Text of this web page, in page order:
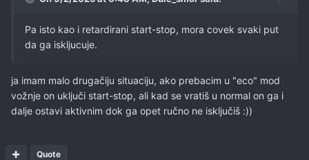
Pa isto kao i retardirani start-stop, mora covek svaki put
da ga iskljucuje.
ja imam malo drugačiju situaciju, ako prebacim u "eco" mod
vožnje on uključi start-stop, ali kad se vratiš u normal on ga i
dalje ostavi aktivnim dok ga opet ručno ne isključiš :))
Quote